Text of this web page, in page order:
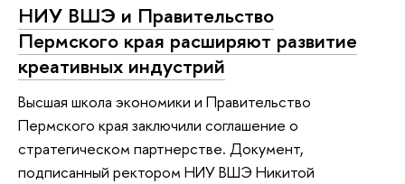
НИУ ВШЭ и Правительство
Пермского края расширяют развитие
креативных индустрий
Высшая школа экономики и Правительство
Пермского края заключили соглашение о
стратегическом партнерстве. Документ,
подписанный ректором НИУ ВШЭ Никитой